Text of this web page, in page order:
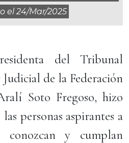
el24/mar/2025
del Tribunal
de la Federación
Soto Fregoso, hizo
personas aspirantes a
conozcan y cumplan